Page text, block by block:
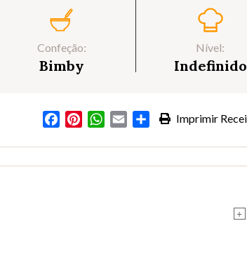
Confeção:
Bimby
Nível:
Indefinido
Imprimir
FacebookPinterestWhatsApp
Email Partilhar
+